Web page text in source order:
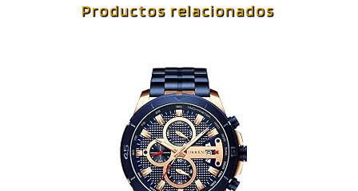
Productos relacionados